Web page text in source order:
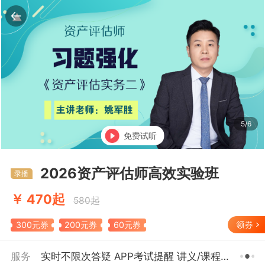
免费试听
6/6
录播 2026资产评估师高效实验班
￥ 470起 580起
300元券 200元券 60元券
服务 实时不限次答疑 APP考试提醒 讲义/课程下载等